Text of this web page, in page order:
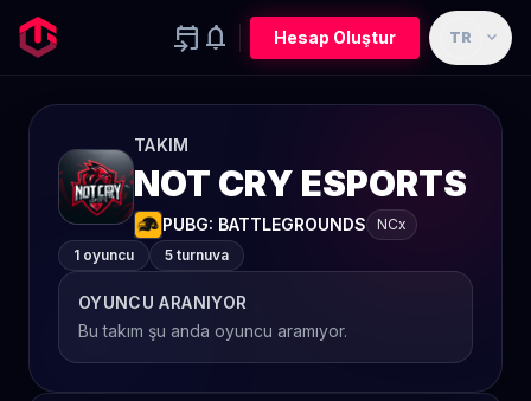
event_upcoming notifications Hesap Oluştur TR expand_more
TAKIM
NOT CRY ESPORTS
PUBG: BATTLEGROUNDS
NCx
1 oyuncu
5 turnuva
OYUNCU ARANIYOR
Bu takım şu anda oyuncu aramıyor.